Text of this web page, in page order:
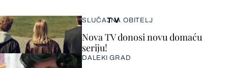
TV
SLUČAJNA OBITELJ
Nova TV donosi novu domaću
seriju!
DALEKI GRAD